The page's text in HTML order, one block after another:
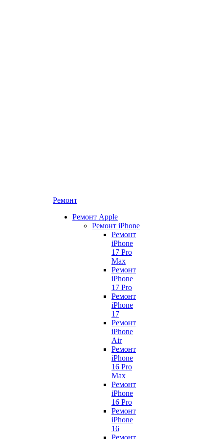
Ремонт
Ремонт Apple
Ремонт iPhone
Ремонт
iPhone
17 Pro
Max
Ремонт
iPhone
17 Pro
Ремонт
iPhone
17
Ремонт
iPhone
Air
Ремонт
iPhone
16 Pro
Max
Ремонт
iPhone
16 Pro
Ремонт
iPhone
16
Ремонт